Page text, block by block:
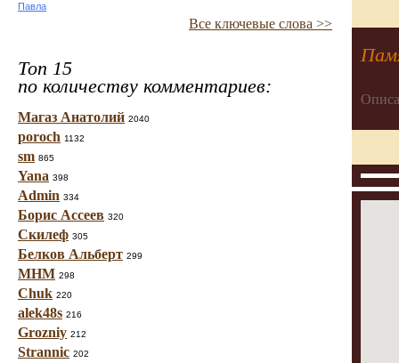
Павла
Все ключевые слова >>
Топ 15
по количеству комментариев:
Магаз Анатолий 2040
poroch 1132
sm 865
Yana 398
Admin 334
Борис Ассеев 320
Скилеф 305
Белков Альберт 299
МНМ 298
Chuk 220
alek48s 216
Grozniy 212
Strannic 202